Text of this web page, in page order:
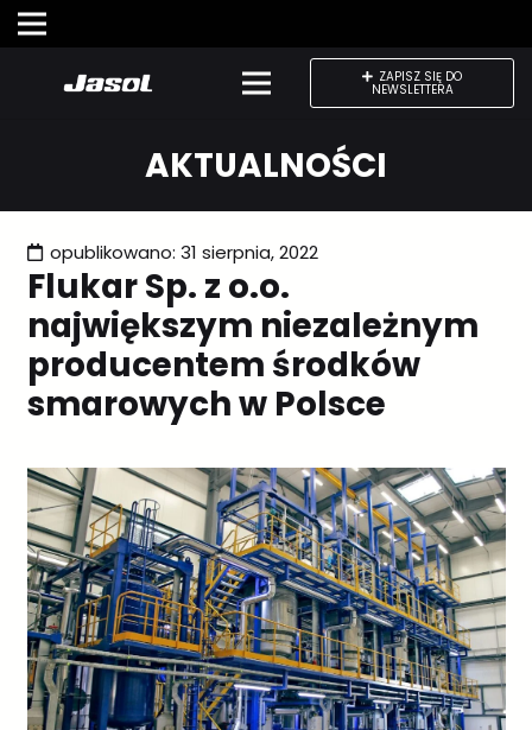
ZAPISZ SIĘ DO
NEWSLETTERA
AKTUALNOŚCI
opublikowano: 31 sierpnia, 2022
Flukar Sp. z o.o.
największym niezależnym
producentem środków
smarowych w Polsce